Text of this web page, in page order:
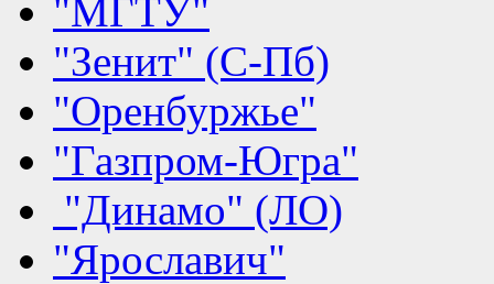
"МГТУ"
"Зенит" (С-Пб)
"Оренбуржье"
"Газпром-Югра"
"Динамо" (ЛО)
"Ярославич"